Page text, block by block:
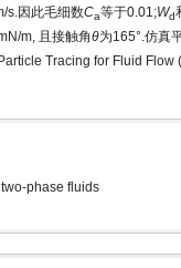
s.因此毛细数Ca等于0.01;Wd
m, 且接触角θ为165°.仿真
Tracing for Fluid Flow
phase fluids